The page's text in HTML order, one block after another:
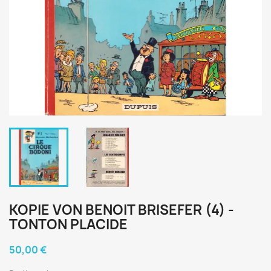
KOPIE VON BENOIT BRISEFER (4) -
TONTON PLACIDE
50,00 €